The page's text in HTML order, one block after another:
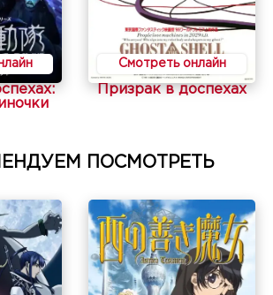
Смотреть онлайн
Призрак в доспехах
ПОСМОТРЕТЬ